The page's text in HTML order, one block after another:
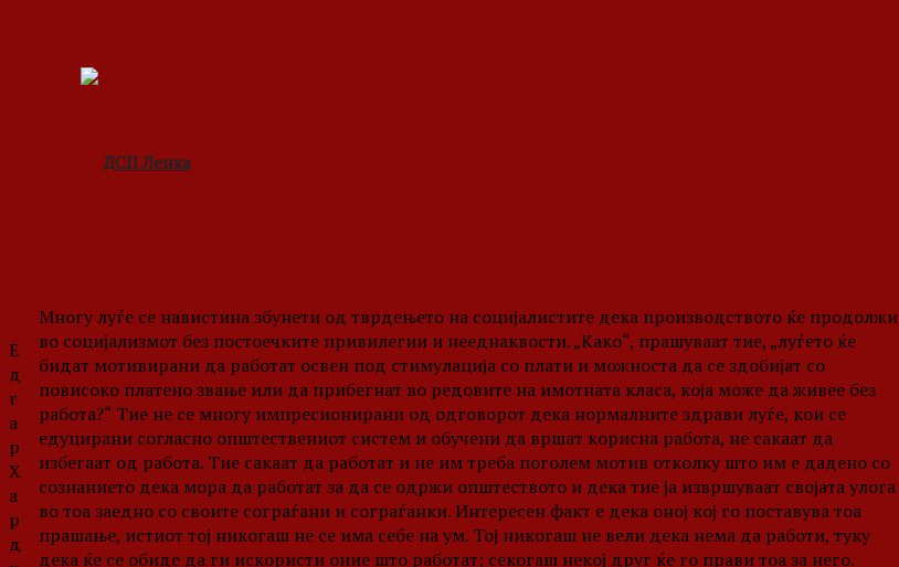
ДСП Ленка
Е
д
г
а
р
Х
а
р
д
Многу луѓе се навистина збунети од тврдењето на социјалистите дека производството ќе продолжи
во социјализмот без постоечките привилегии и нееднаквости. „Како“, прашуваат тие, „луѓето ќе
бидат мотивирани да работат освен под стимулација со плати и можноста да се здобијат со
повисоко платено звање или да прибегнат во редовите на имотната класа, која може да живее без
работа?“ Тие не се многу импресионирани од одговорот дека нормалните здрави луѓе, кои се
едуцирани согласно општествениот систем и обучени да вршат корисна работа, не сакаат да
избегаат од работа. Тие сакаат да работат и не им треба поголем мотив отколку што им е дадено со
сознанието дека мора да работат за да се одржи општеството и дека тие ја извршуваат својата улога
во тоа заедно со своите сограѓани и сограѓанки. Интересен факт е дека оној кој го поставува тоа
прашање, истиот тој никогаш не се има себе на ум. Тој никогаш не вели дека нема да работи, туку
дека ќе се обиде да ги искористи оние што работат; секогаш некој друг ќе го прави тоа за него.